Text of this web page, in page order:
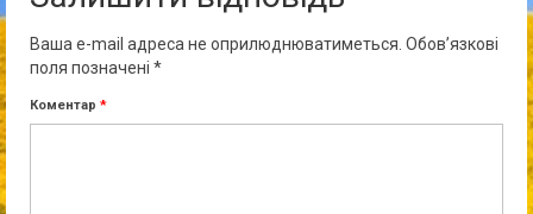
Ваша e-mail адреса не оприлюднюватиметься. Обов’язкові
поля позначені *
Коментар *